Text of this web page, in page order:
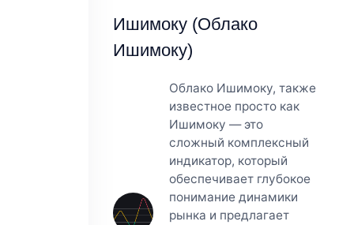
Ишимоку (Облако
Ишимоку)
Облако Ишимоку, также
известное просто как
Ишимоку — это
сложный комплексный
индикатор, который
обеспечивает глубокое
понимание динамики
рынка и предлагает